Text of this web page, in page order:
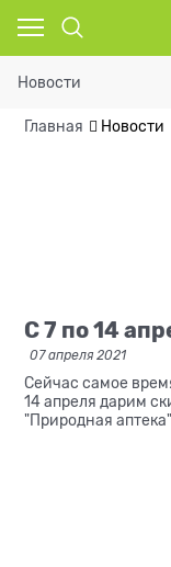
Новости
Главная Новости
С 7 по 14
07 апреля 2021
Сейчас самое
14 апреля дарим
"Природная